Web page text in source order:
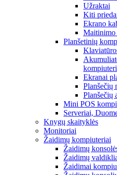
Užraktai
Kiti
Ekrano
Maitinimo
Planšetinių
Ekranai
Planšečių
Planšečių
Mini POS
Serveriai,
Knygų skaityklės
Monitoriai
Žaidimų kompiuteriai
Žaidimų
Žaidimų
Žaidimai